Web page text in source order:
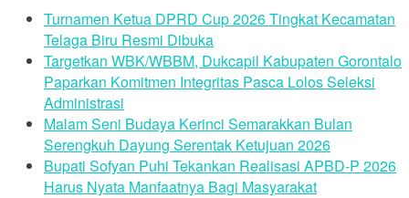
Turnamen Ketua DPRD Cup 2026 Tingkat Kecamatan
Telaga Biru Resmi Dibuka
Targetkan WBK/WBBM, Dukcapil Kabupaten Gorontalo
Paparkan Komitmen Integritas Pasca Lolos Seleksi
Administrasi
Malam Seni Budaya Kerinci Semarakkan Bulan
Serengkuh Dayung Serentak Ketujuan 2026
Bupati Sofyan Puhi Tekankan Realisasi APBD-P 2026
Harus Nyata Manfaatnya Bagi Masyarakat